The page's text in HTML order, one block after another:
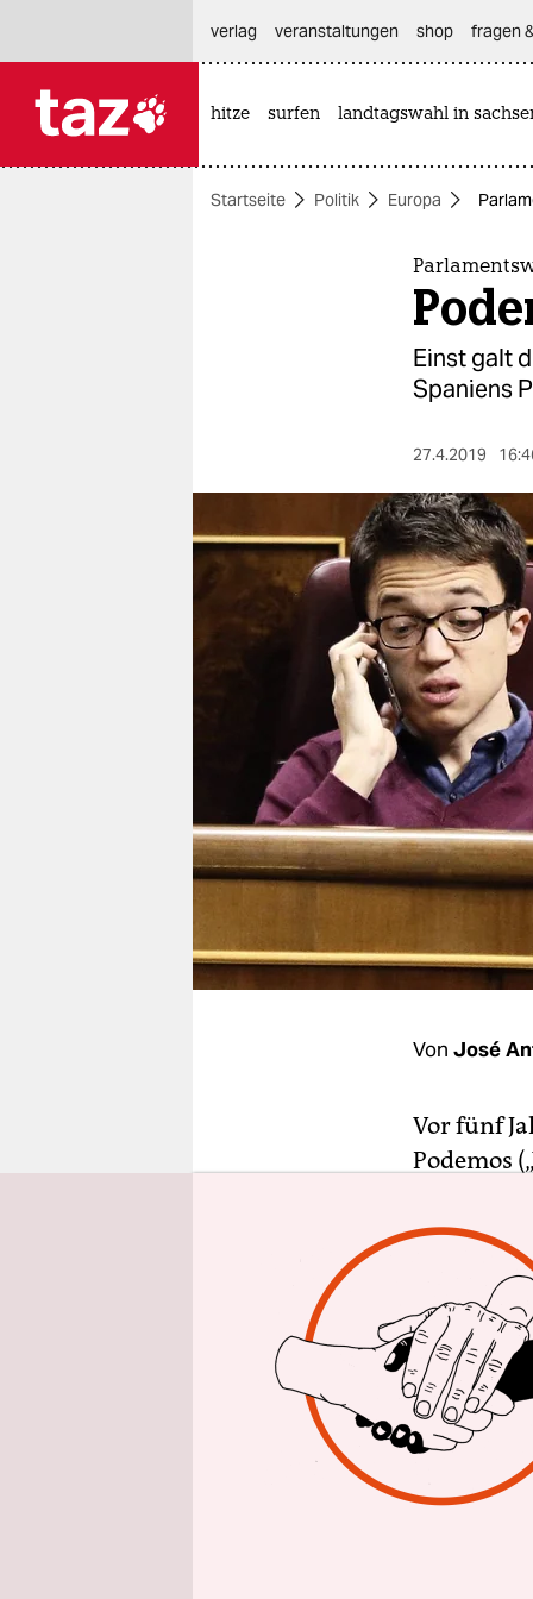
themen
berlin
wahrheit
veranstaltungen
shop
fragen & hilfe
unterstützen
abo
verlag
veranstaltungen shop fragen
hitze surfen landtagswahl in
Startseite Politik Europa
Einst galt
Spaniens
27.4.2019
Von José
Vor fünf
Podemos
schnellen
die
Als
Partei die
des
stammte